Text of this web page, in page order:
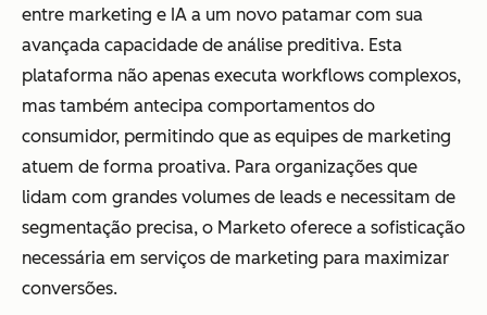
entre marketing e IA a um novo patamar com sua
avançada capacidade de análise preditiva. Esta
plataforma não apenas executa workflows complexos,
mas também antecipa comportamentos do
consumidor, permitindo que as equipes de marketing
atuem de forma proativa. Para organizações que
lidam com grandes volumes de leads e necessitam de
segmentação precisa, o Marketo oferece a sofisticação
necessária em serviços de marketing para maximizar
conversões.